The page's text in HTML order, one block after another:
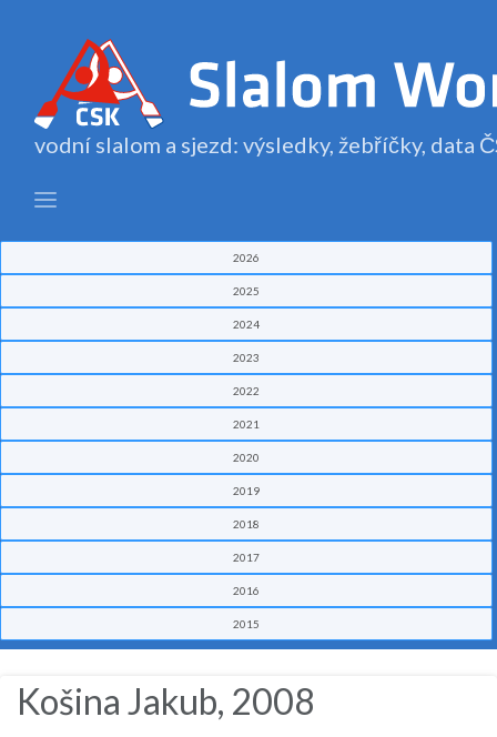
vodní slalom a sjezd: výsledky, žebříčky, data
2026
2025
2024
2023
2022
2021
2020
2019
2018
2017
2016
2015
Košina Jakub, 2008